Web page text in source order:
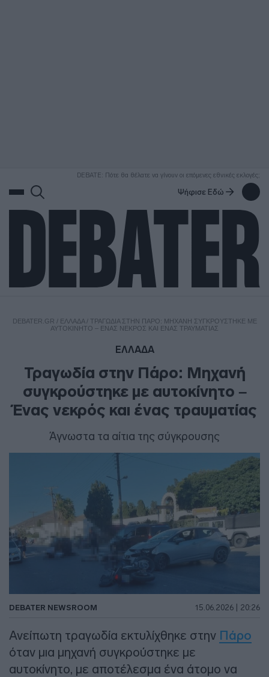
DEBATE: Πότε θα θέλατε να γίνουν οι επόμενες εθνικές εκλογές;
Ψήφισε Εδώ
DEBATER.GR / ΕΛΛΑΔΑ/ ΤΡΑΓΩΔΊΑ ΣΤΗΝ ΠΆΡΟ: ΜΗΧΑΝΉ ΣΥΓΚΡΟΎΣΤΗΚΕ ΜΕ
ΑΥΤΟΚΊΝΗΤΟ – ΈΝΑΣ ΝΕΚΡΌΣ ΚΑΙ ΈΝΑΣ ΤΡΑΥΜΑΤΊΑΣ
ΕΛΛΑΔΑ
Τραγωδία στην Πάρο: Μηχανή
συγκρούστηκε με αυτοκίνητο –
Ένας νεκρός και ένας τραυματίας
Άγνωστα τα αίτια της σύγκρουσης
DEBATER NEWSROOM 15.06.2026 | 20:26
Ανείπωτη τραγωδία εκτυλίχθηκε στην Πάρο
όταν μια μηχανή συγκρούστηκε με
αυτοκίνητο, με αποτέλεσμα ένα άτομο να